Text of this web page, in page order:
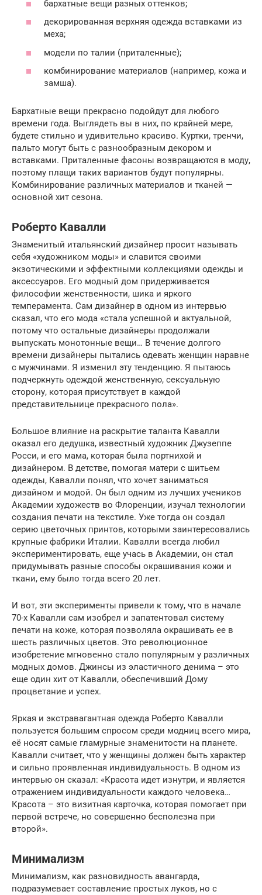
бархатные вещи разных оттенков;
декорированная верхняя одежда вставками из
меха;
модели по талии (приталенные);
комбинирование материалов (например, кожа и
замша).
Бархатные вещи прекрасно подойдут для любого
времени года. Выглядеть вы в них, по крайней мере,
будете стильно и удивительно красиво. Куртки, тренчи,
пальто могут быть с разнообразным декором и
вставками. Приталенные фасоны возвращаются в моду,
поэтому плащи таких вариантов будут популярны.
Комбинирование различных материалов и тканей —
основной хит сезона.
Роберто Кавалли
Знаменитый итальянский дизайнер просит называть
себя «художником моды» и славится своими
экзотическими и эффектными коллекциями одежды и
аксессуаров. Его модный дом придерживается
философии женственности, шика и яркого
темперамента. Сам дизайнер в одном из интервью
сказал, что его мода «стала успешной и актуальной,
потому что остальные дизайнеры продолжали
выпускать монотонные вещи… В течение долгого
времени дизайнеры пытались одевать женщин наравне
с мужчинами. Я изменил эту тенденцию. Я пытаюсь
подчеркнуть одеждой женственную, сексуальную
сторону, которая присутствует в каждой
представительнице прекрасного пола».
Большое влияние на раскрытие таланта Кавалли
оказал его дедушка, известный художник Джузеппе
Росси, и его мама, которая была портнихой и
дизайнером. В детстве, помогая матери с шитьем
одежды, Кавалли понял, что хочет заниматься
дизайном и модой. Он был одним из лучших учеников
Академии художеств во Флоренции, изучал технологии
создания печати на текстиле. Уже тогда он создал
серию цветочных принтов, которыми заинтересовались
крупные фабрики Италии. Кавалли всегда любил
экспериментировать, еще учась в Академии, он стал
придумывать разные способы окрашивания кожи и
ткани, ему было тогда всего 20 лет.
И вот, эти эксперименты привели к тому, что в начале
70-х Кавалли сам изобрел и запатентовал систему
печати на коже, которая позволяла окрашивать ее в
шесть различных цветов. Это революционное
изобретение мгновенно стало популярным у различных
модных домов. Джинсы из эластичного денима – это
еще один хит от Кавалли, обеспечивший Дому
процветание и успех.
Яркая и экстравагантная одежда Роберто Кавалли
пользуется большим спросом среди модниц всего мира,
её носят самые гламурные знаменитости на планете.
Кавалли считает, что у женщины должен быть характер
и сильно проявленная индивидуальность. В одном из
интервью он сказал: «Красота идет изнутри, и является
отражением индивидуальности каждого человека…
Красота – это визитная карточка, которая помогает при
первой встрече, но совершенно бесполезна при
второй».
Минимализм
Минимализм, как разновидность авангарда,
подразумевает составление простых луков, но с